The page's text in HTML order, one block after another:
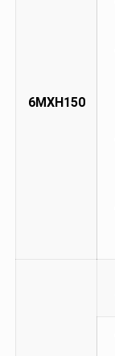
6MXH150